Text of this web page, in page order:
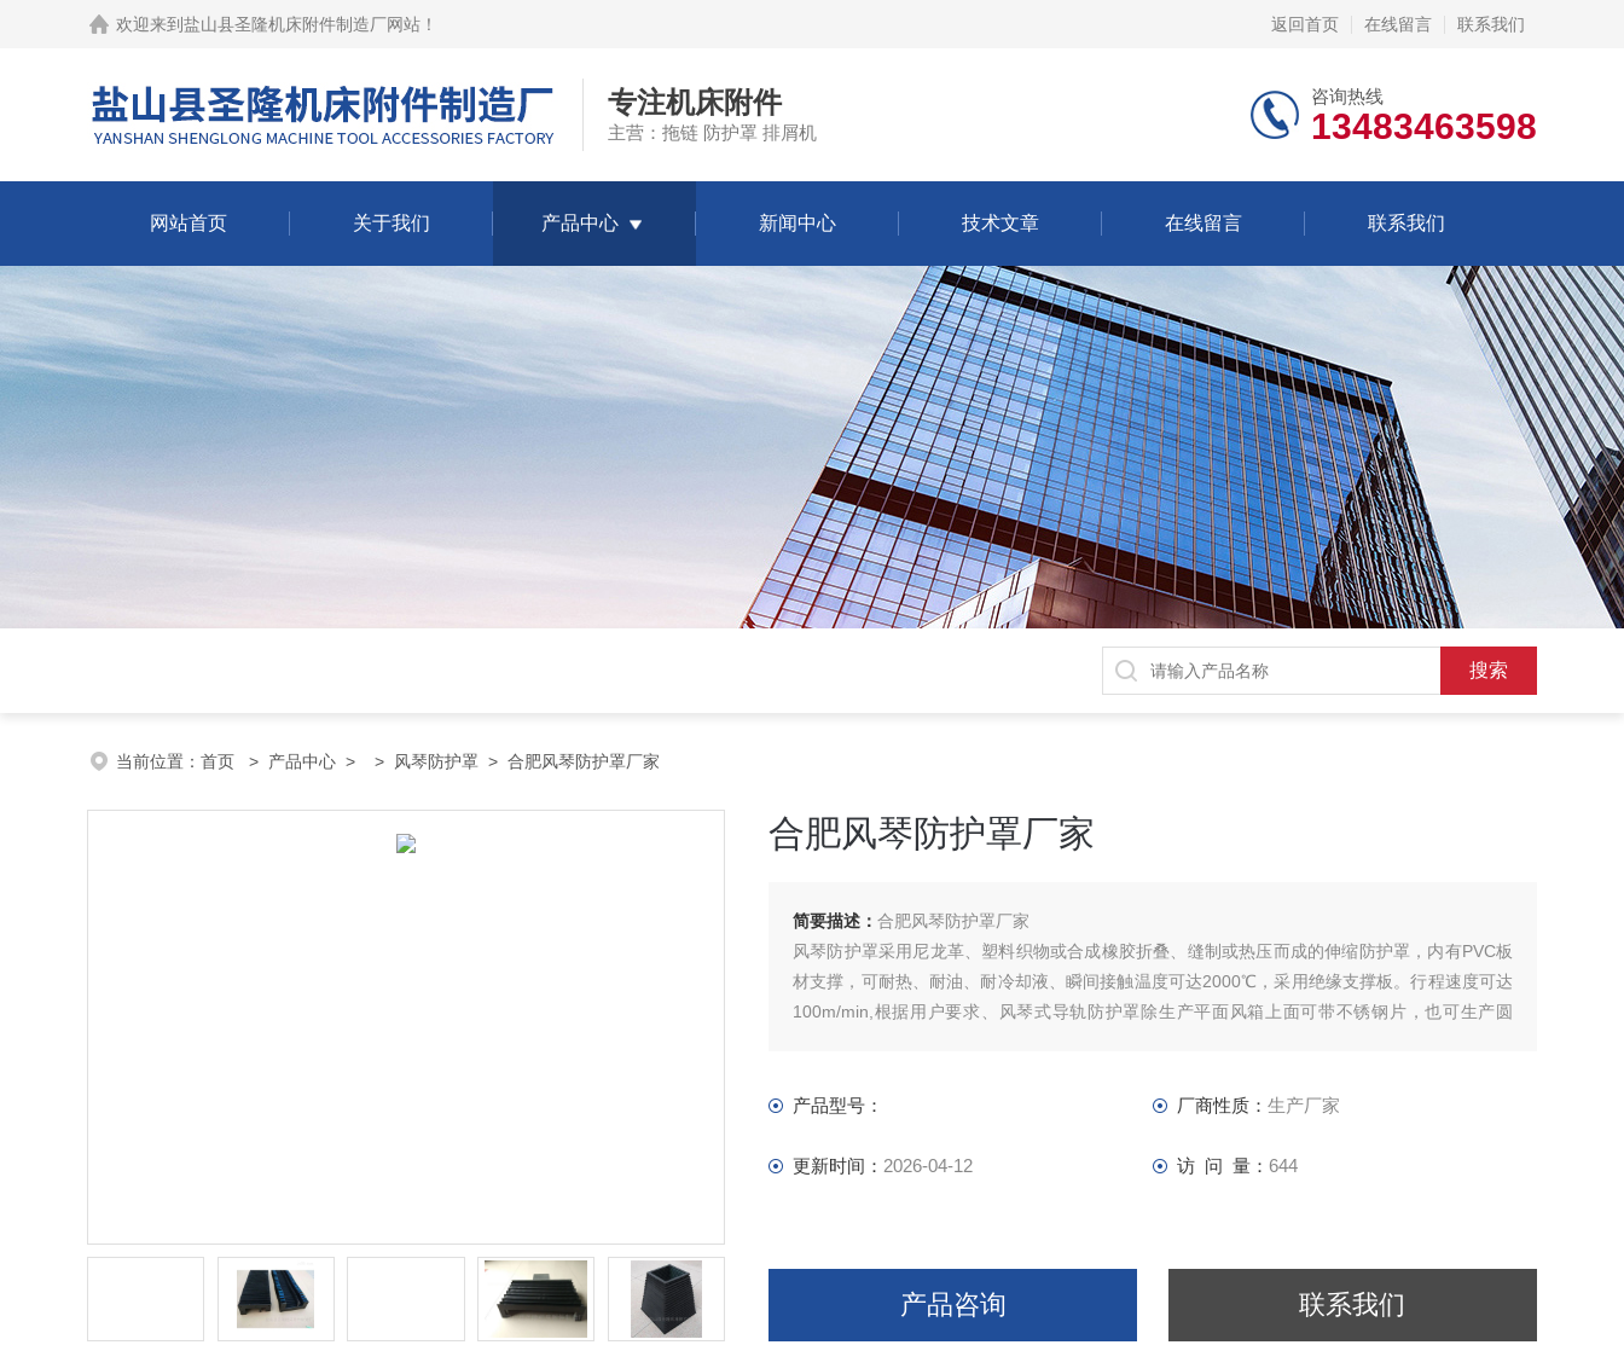
欢迎来到 盐山县圣隆机床附件制造厂网站 ！ 返回首页 在线留言 联系我们
专注机床附件
主营：拖链 防护罩 排屑机
咨询热线
13483463598
网站首页 关于我们 产品中心 新闻中心 技术文章 在线留言 联系我们
当前位置： 首页 > 产品中心 > > 风琴防护罩 > 合肥风琴防护罩厂家
合肥风琴防护罩厂家
简要描述： 合肥风琴防护罩厂家
风琴防护罩采用尼龙革、塑料织物或合成橡胶折叠、缝制或热压而成的伸缩防护罩，内有PVC板
材支撑，可耐热、耐油、耐冷却液、瞬间接触温度可达2000℃，采用绝缘支撑板。行程速度可达
100m/min,根据用户要求、风琴式导轨防护罩除生产平面风箱上面可带不锈钢片，也可生产圆
产品型号： 厂商性质： 生产厂家
更新时间： 2026-04-12 访 问 量： 644
产品咨询 联系我们